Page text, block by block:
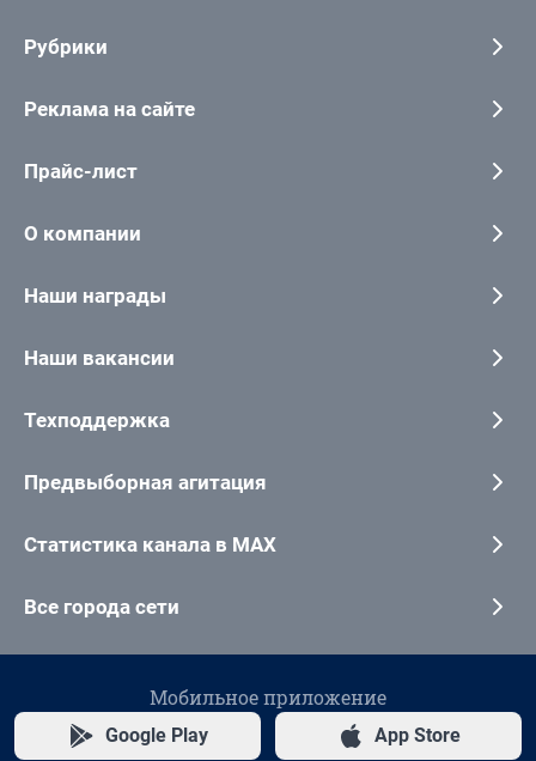
Рубрики
Реклама на сайте
Прайс-лист
О компании
Наши награды
Наши вакансии
Техподдержка
Предвыборная агитация
Статистика канала в MAX
Все города сети
Мобильное приложение
Google Play App Store